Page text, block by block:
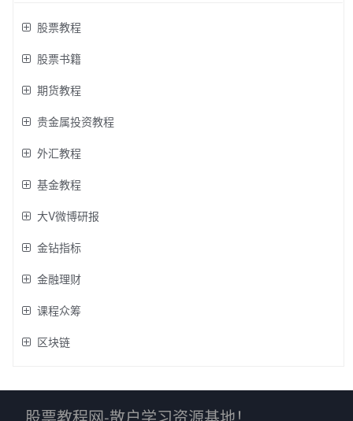
股票教程
股票书籍
期货教程
贵金属投资教程
外汇教程
基金教程
大V微博研报
金钻指标
金融理财
课程众筹
区块链